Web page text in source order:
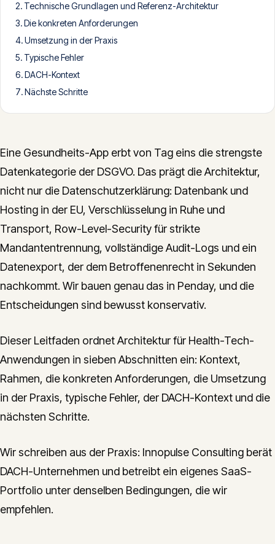
info@innopulse.io+41 79 508 28 06
Gotthardstrasse 30, 6300 Zug
Technische Grundlagen und Referenz-Architektur
Die konkreten Anforderungen
Umsetzung in der Praxis
Typische Fehler
DACH-Kontext
Nächste Schritte
Eine Gesundheits-App erbt von Tag eins die strengste
Datenkategorie der DSGVO. Das prägt die Architektur,
nicht nur die Datenschutzerklärung: Datenbank und
Hosting in der EU, Verschlüsselung in Ruhe und
Transport, Row-Level-Security für strikte
Mandantentrennung, vollständige Audit-Logs und ein
Datenexport, der dem Betroffenenrecht in Sekunden
nachkommt. Wir bauen genau das in Penday, und die
Entscheidungen sind bewusst konservativ.
Dieser Leitfaden ordnet Architektur für Health-Tech-
Anwendungen in sieben Abschnitten ein: Kontext,
Rahmen, die konkreten Anforderungen, die Umsetzung
in der Praxis, typische Fehler, der DACH-Kontext und die
nächsten Schritte.
Wir schreiben aus der Praxis: Innopulse Consulting berät
DACH-Unternehmen und betreibt ein eigenes SaaS-
Portfolio unter denselben Bedingungen, die wir
empfehlen.